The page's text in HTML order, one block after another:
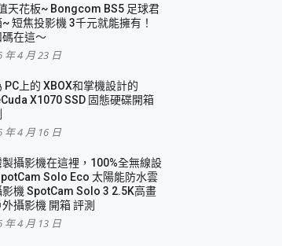
！
箱 評測
充電器 開箱 評測
天花板~ Bongcom BS5 足球君
~ 短焦投影機 3千元就能擁有！
碼在這～
年 4 月 23 日
PC上的 XBOX和掌機設計的
X1070 SSD 固態硬碟開箱
年 4 月 16 日
製攝影機在這裡，100%全無線設
Solo Eco 太陽能防水雲
影機 SpotCam Solo 3 2.5K高畫
攝影機 開箱 評測
年 4 月 13 日